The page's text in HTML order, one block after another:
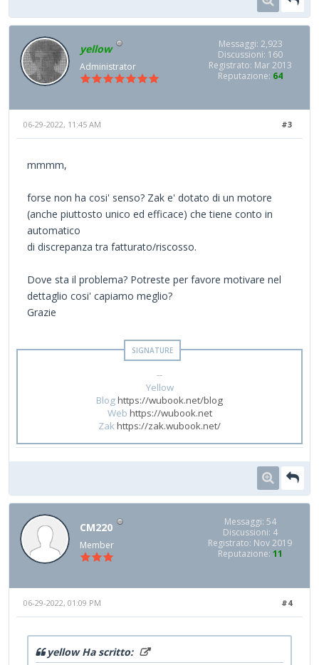
yellow
Administrator
Messaggi: 2,923
Discussioni: 160
Registrato: Mar 2013
Reputazione: 64
#3
06-29-2022, 11:45 AM
mmmm,
forse non ha cosi' senso? Zak e' dotato di un motore
(anche piuttosto unico ed efficace) che tiene conto in
automatico
di discrepanza tra fatturato/riscosso.
Dove sta il problema? Potreste per favore motivare nel
dettaglio cosi' capiamo meglio?
Grazie
--
Yellow
Bloghttps://wubook.net/blog
Web https://wubook.net
Zakhttps://zak.wubook.net/
CM220
Member
Messaggi: 54
Discussioni: 4
Registrato: Nov 2019
Reputazione: 11
#4
06-29-2022, 01:09 PM
yellow Ha scritto: